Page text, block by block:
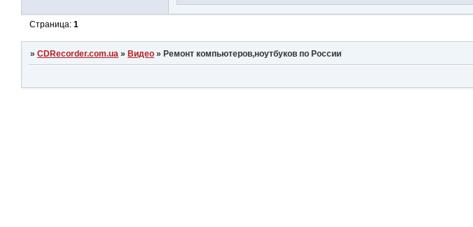
Страница:1
»CDRecorder.com.ua » Видео » Ремонт компьютеров,ноутбуков по России